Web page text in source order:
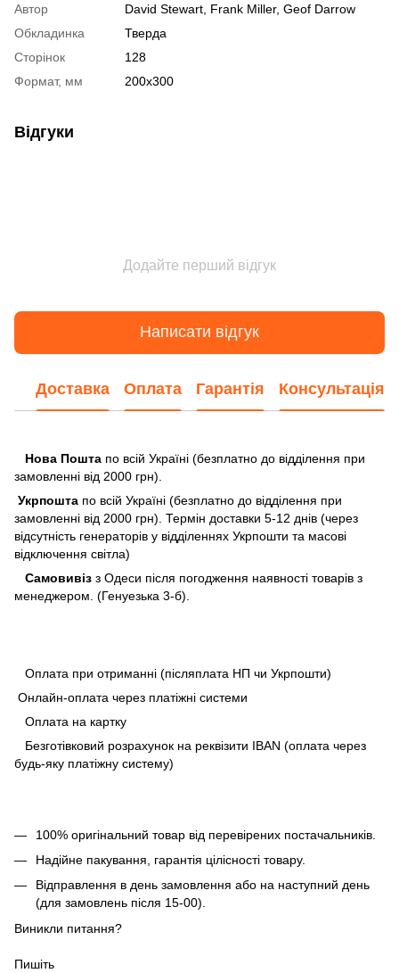
Автор
David Stewart, Frank Miller, Geof Darrow
Обкладинка
Тверда
Сторінок
128
Формат, мм
200х300
Відгуки
Додайте перший відгук
Написати відгук
Доставка Оплата Гарантія Консультація
Нова Пошта по всій Україні (безплатно до відділення при
замовленні від 2000 грн).
Укрпошта по всій Україні (безплатно до відділення при
замовленні від 2000 грн). Термін доставки 5-12 днів (через
відсутність генераторів у відділеннях Укрпошти та масові
відключення світла)
Самовивіз з Одеси після погодження наявності товарів з
менеджером. (Генуезька 3-б).
Оплата при отриманні (післяплата НП чи Укрпошти)
Онлайн-оплата через платіжні системи
Оплата на картку
Безготівковий розрахунок на реквізити IBAN (оплата через
будь-яку платіжну систему)
100% оригінальний товар від перевірених постачальників.
Надійне пакування, гарантія цілісності товару.
Відправлення в день замовлення або на наступний день
(для замовлень після 15-00).
Виникли питання?
Пишіть